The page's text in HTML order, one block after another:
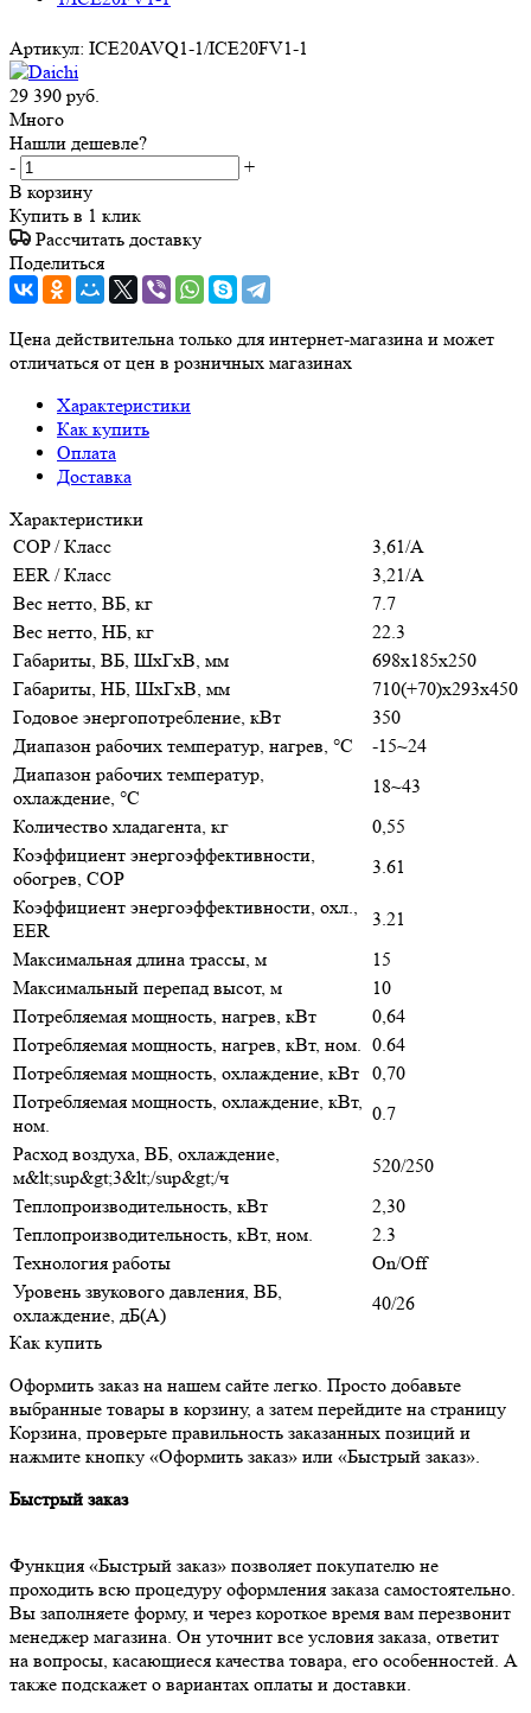
Артикул: ICE20AVQ1-1/ICE20FV1-1
29 390 руб.
Много
Нашли дешевле?
-
+
В корзину
Купить в 1 клик
Рассчитать доставку
Поделиться
Цена действительна только для интернет-магазина и может
отличаться от цен в розничных магазинах
Характеристики
Как купить
Оплата
Доставка
Характеристики
COP / Класс
3,61/A
EER / Класс
3,21/A
Вес нетто, ВБ, кг
7.7
Вес нетто, НБ, кг
22.3
Габариты, ВБ, ШхГхВ, мм
698x185x250
Габариты, НБ, ШхГхВ, мм
710(+70)x293x450
Годовое энергопотребление, кВт
350
Диапазон рабочих температур, нагрев, °C
-15~24
Диапазон рабочих температур,
охлаждение, °C
18~43
Количество хладагента, кг
0,55
Коэффициент энергоэффективности,
обогрев, COP
3.61
Коэффициент энергоэффективности, охл.,
EER
3.21
Максимальная длина трассы, м
15
Максимальный перепад высот, м
10
Потребляемая мощность, нагрев, кВт
0,64
Потребляемая мощность, нагрев, кВт, ном. 0.64
Потребляемая мощность, охлаждение, кВт 0,70
Потребляемая мощность, охлаждение, кВт,
ном.
0.7
Расход воздуха, ВБ, охлаждение,
м&lt;sup&gt;3&lt;/sup&gt;/ч
520/250
Теплопроизводительность, кВт
2,30
Теплопроизводительность, кВт, ном.
2.3
Технология работы
On/Off
Уровень звукового давления, ВБ,
охлаждение, дБ(А)
40/26
Как купить
Оформить заказ на нашем сайте легко. Просто добавьте
выбранные товары в корзину, а затем перейдите на страницу
Корзина, проверьте правильность заказанных позиций и
нажмите кнопку «Оформить заказ» или «Быстрый заказ».
Быстрый заказ
Функция «Быстрый заказ» позволяет покупателю не
проходить всю процедуру оформления заказа самостоятельно.
Вы заполняете форму, и через короткое время вам перезвонит
менеджер магазина. Он уточнит все условия заказа, ответит
на вопросы, касающиеся качества товара, его особенностей. А
также подскажет о вариантах оплаты и доставки.